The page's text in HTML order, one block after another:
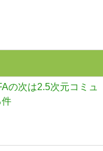
の次は2.5次元コミュ
件